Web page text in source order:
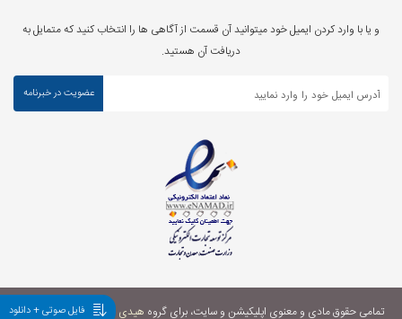
فایل صوتی + دانلود
و یا با وارد کردن ایمیل خود میتوانید آن قسمت از آگاهی ها را انتخاب کنید که متمایل به
دریافت آن هستید.
عضویت در خبرنامه
تمامی حقوق مادی و معنوی اپلیکیشن و سایت، برای گروه هیدی استایل محفوظ می‌باشد.